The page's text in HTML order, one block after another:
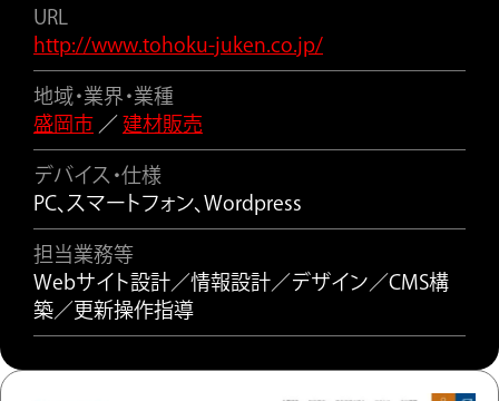
URL
http://www.tohoku-juken.co.jp/
地域・業界・業種
盛岡市 ／ 建材販売
デバイス・仕様
PC、スマートフォン、Wordpress
担当業務等
Webサイト設計／情報設計／デザイン／CMS構
築／更新操作指導